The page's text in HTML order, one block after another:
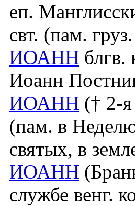
еп.
свт. (пам.
ИОАНН блгв.
Иоанн
ИОАНН († 2-
(пам. в
святых, в
ИОАНН
службе венг.